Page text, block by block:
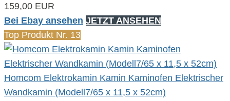
159,00 EUR
Bei Ebay ansehen JETZT ANSEHEN
Top Produkt Nr. 13
Homcom Elektrokamin Kamin Kaminofen Elektrischer
Wandkamin (Modell7/65 x 11,5 x 52cm)